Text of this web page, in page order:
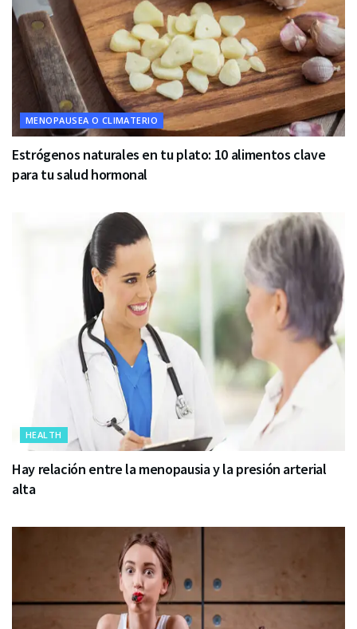
MENOPAUSEA O CLIMATERIO
Estrógenos naturales en tu plato: 10 alimentos clave
para tu salud hormonal
HEALTH
Hay relación entre la menopausia y la presión arterial
alta